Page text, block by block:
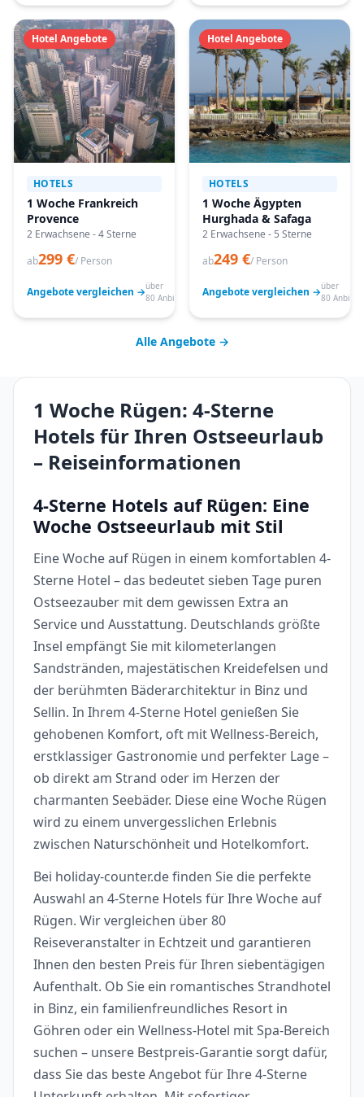
Hotel Angebote
HOTELS
1 Woche Frankreich
Provence
2 Erwachsene - 4 Sterne
ab299 €/ Person
Angebote vergleichen →über
80 Anbieter
Hotel Angebote
HOTELS
1 Woche Ägypten
Hurghada & Safaga
2 Erwachsene - 5 Sterne
ab249 €/ Person
Angebote vergleichen →über
80
Alle Angebote →
1 Woche Rügen: 4-Sterne
Hotels für Ihren Ostseeurlaub
– Reiseinformationen
4-Sterne Hotels auf Rügen: Eine
Woche Ostseeurlaub mit Stil
Eine Woche auf Rügen in einem komfortablen 4-
Sterne Hotel – das bedeutet sieben Tage puren
Ostseezauber mit dem gewissen Extra an
Service und Ausstattung. Deutschlands größte
Insel empfängt Sie mit kilometerlangen
Sandstränden, majestätischen Kreidefelsen und
der berühmten Bäderarchitektur in Binz und
Sellin. In Ihrem 4-Sterne Hotel genießen Sie
gehobenen Komfort, oft mit Wellness-Bereich,
erstklassiger Gastronomie und perfekter Lage –
ob direkt am Strand oder im Herzen der
charmanten Seebäder. Diese eine Woche Rügen
wird zu einem unvergesslichen Erlebnis
zwischen Naturschönheit und Hotelkomfort.
Bei holiday-counter.de finden Sie die perfekte
Auswahl an 4-Sterne Hotels für Ihre Woche auf
Rügen. Wir vergleichen über 80
Reiseveranstalter in Echtzeit und garantieren
Ihnen den besten Preis für Ihren siebentägigen
Aufenthalt. Ob Sie ein romantisches Strandhotel
in Binz, ein familienfreundliches Resort in
Göhren oder ein Wellness-Hotel mit Spa-Bereich
suchen – unsere Bestpreis-Garantie sorgt dafür,
dass Sie das beste Angebot für Ihre 4-Sterne